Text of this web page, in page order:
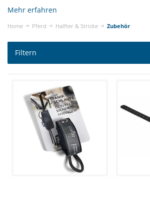
Mehr erfahren
Home Pferd Halfter & Stricke Zubehör
Filtern